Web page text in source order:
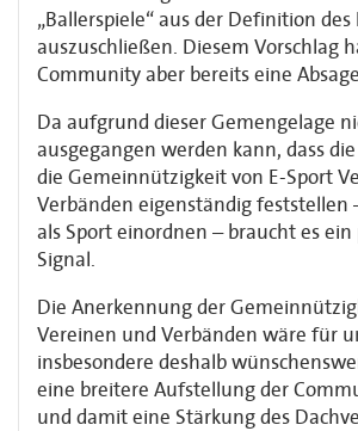
„Ballerspiele“ aus der Definition des
auszuschließen. Diesem Vorschlag
Community aber bereits eine
Da aufgrund dieser Gemengelage
ausgegangen werden kann, dass
die Gemeinnützigkeit von E-Sport
Verbänden eigenständig feststellen
als Sport einordnen – braucht es ein
Signal.
Die Anerkennung der
Vereinen und Verbänden wäre für
insbesondere deshalb
eine breitere Aufstellung der
und damit eine Stärkung des